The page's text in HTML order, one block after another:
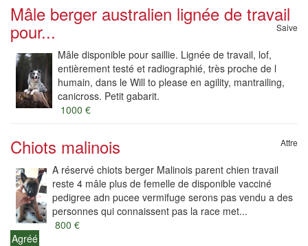
Mâle berger australien lignée de travail
pour... Saive
Mâle disponible pour saillie. Lignée de travail, lof,
entièrement testé et radiographié, très proche de l
humain, dans le Will to please en agility, mantrailing,
canicross. Petit gabarit.
1000 €
Chiots malinois Attre
A réservé chiots berger Malinois parent chien travail
reste 4 mâle plus de femelle de disponible vacciné
pedigree adn pucee vermifuge serons pas vendu a des
personnes qui connaissent pas la race met...
800 €
Agréé